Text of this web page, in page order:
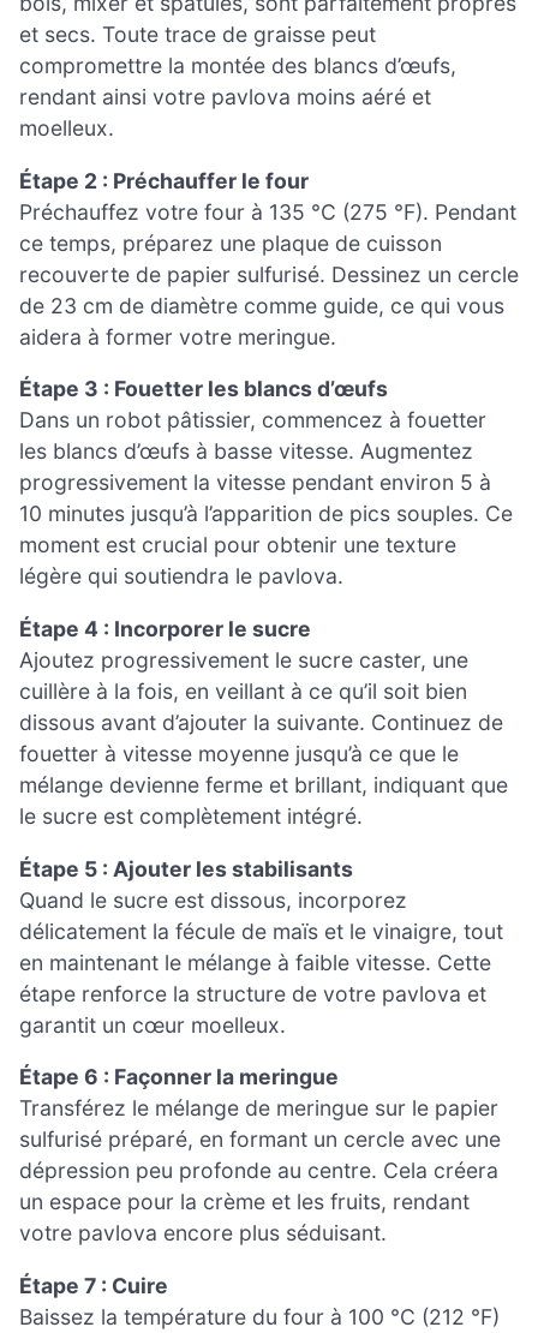
et secs. Toute trace de graisse peut
compromettre la montée des blancs d’œufs,
rendant ainsi votre pavlova moins aéré et
moelleux.
Étape 2 : Préchauffer le four
Préchauffez votre four à 135 °C (275 °F). Pendant
ce temps, préparez une plaque de cuisson
recouverte de papier sulfurisé. Dessinez un cercle
de 23 cm de diamètre comme guide, ce qui vous
aidera à former votre meringue.
Étape 3 : Fouetter les blancs d’œufs
Dans un robot pâtissier, commencez à fouetter
les blancs d’œufs à basse vitesse. Augmentez
progressivement la vitesse pendant environ 5 à
10 minutes jusqu’à l’apparition de pics souples. Ce
moment est crucial pour obtenir une texture
légère qui soutiendra le pavlova.
Étape 4 : Incorporer le sucre
Ajoutez progressivement le sucre caster, une
cuillère à la fois, en veillant à ce qu’il soit bien
dissous avant d’ajouter la suivante. Continuez de
fouetter à vitesse moyenne jusqu’à ce que le
mélange devienne ferme et brillant, indiquant que
le sucre est complètement intégré.
Étape 5 : Ajouter les stabilisants
Quand le sucre est dissous, incorporez
délicatement la fécule de maïs et le vinaigre, tout
en maintenant le mélange à faible vitesse. Cette
étape renforce la structure de votre pavlova et
garantit un cœur moelleux.
Étape 6 : Façonner la meringue
Transférez le mélange de meringue sur le papier
sulfurisé préparé, en formant un cercle avec une
dépression peu profonde au centre. Cela créera
un espace pour la crème et les fruits, rendant
votre pavlova encore plus séduisant.
Étape 7 : Cuire
Baissez la température du four à 100 °C (212 °F)